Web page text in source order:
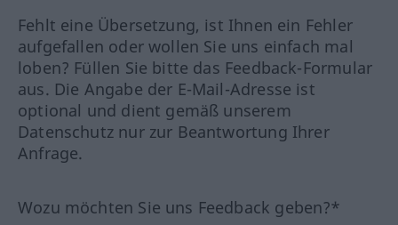
Fehlt eine Übersetzung, ist Ihnen ein Fehler
aufgefallen oder wollen Sie uns einfach mal
loben? Füllen Sie bitte das Feedback-Formular
aus. Die Angabe der E-Mail-Adresse ist
optional und dient gemäß unserem
Datenschutz nur zur Beantwortung Ihrer
Anfrage.
Wozu möchten Sie uns Feedback geben?*